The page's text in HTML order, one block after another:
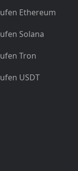
Ethereum
Solana
Tron
USDT